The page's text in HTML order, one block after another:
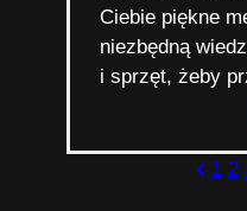
Ciebie piękne
niezbędną
i sprzęt, żeby
1 2